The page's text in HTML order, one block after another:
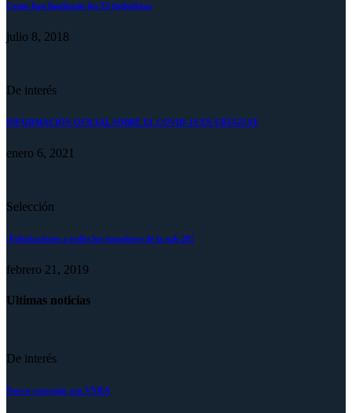
Como han finalizado los 55 futbolistas
julio 8, 2018
De interés
INFORMACIÓN OFICIAL SOBRE EL COVID-19 EN URUGUAY
enero 6, 2021
Selección
¡Felicitaciones a todos los jugadores de la sub-20!
febrero 21, 2019
Ultimas noticias
De interés
Nuevo convenio con VYRA